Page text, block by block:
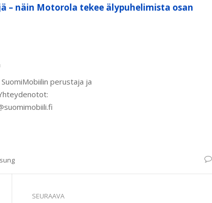
– näin Motorola tekee älypuhelimista osan
perustaja ja
SEURAAVA